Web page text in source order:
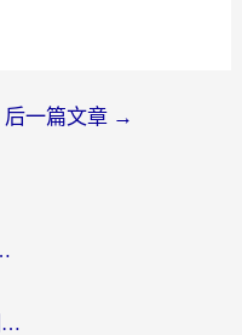
后一篇文章 →
加速器，教你选对不踩坑
穿梭和快喵好用吗？海外党亲测：小众加速器对比+番茄加速器深度体验